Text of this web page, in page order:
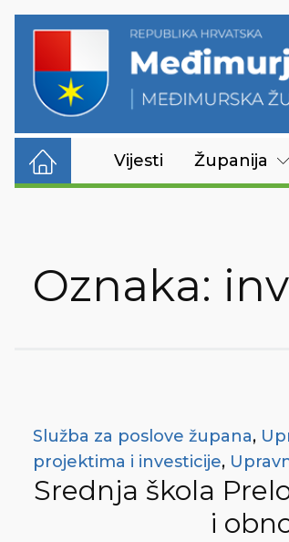
Vijesti Županija
Oznaka:
Služba za poslove župana,
projektima i investicije,
Srednja škola
i